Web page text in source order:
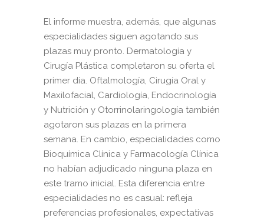
El informe muestra, además, que algunas
especialidades siguen agotando sus
plazas muy pronto. Dermatología y
Cirugía Plástica completaron su oferta el
primer día. Oftalmología, Cirugía Oral y
Maxilofacial, Cardiología, Endocrinología
y Nutrición y Otorrinolaringología también
agotaron sus plazas en la primera
semana. En cambio, especialidades como
Bioquímica Clínica y Farmacología Clínica
no habían adjudicado ninguna plaza en
este tramo inicial. Esta diferencia entre
especialidades no es casual: refleja
preferencias profesionales, expectativas